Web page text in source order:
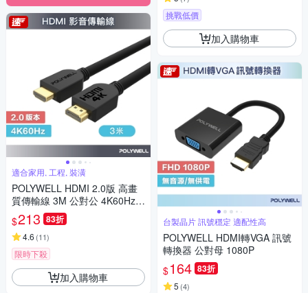
適合家用, 工程, 裝潢
POLYWELL HDMI 2.0版 高畫
質傳輸線 3M 公對公 4K60Hz U
HD HDR
$213 83折
4.6 (11)
限時下殺
加入購物車
挑戰低價
加入購物車
台製晶片 訊號穩定 適配性高
POLYWELL HDMI轉VGA 訊號
轉換器 公對母 1080P
$164 83折
5 (4)